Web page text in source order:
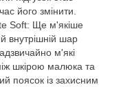
його змінити.
Soft: Ще м'якіше
внутрішній шар
м'які
шкірою малюка та
поясок із захисним